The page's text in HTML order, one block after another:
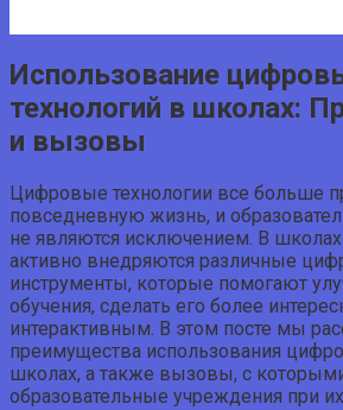
Использование
технологий в школах:
и вызовы
Цифровые технологии все больше
повседневную жизнь, и
не являются исключением. В
активно внедряются различные
инструменты, которые помогают
обучения, сделать его более
интерактивным. В этом посте мы
преимущества использования
школах, а также вызовы, с
образовательные учреждения при